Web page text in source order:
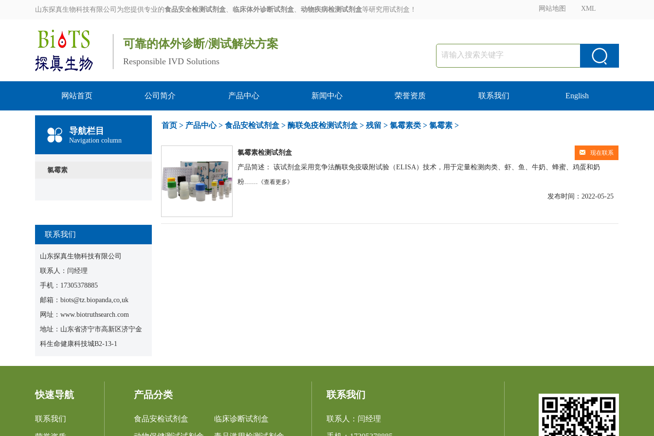
山东探真生物科技有限公司为您提供专业的食品安全检测试剂盒、 临床体外诊断试剂盒、 动物疾病检测试剂盒等研究用试剂盒！ XML
网站地图
可靠的体外诊断/测试解决方案
Responsible IVD Solutions
网站首页 公司简介 产品中心 新闻中心 荣誉资质 联系我们 English
导航栏目
Navigation column
氯霉素
联系我们
山东探真生物科技有限公司
联系人：闫经理
手机：17305378885
邮箱：biots@tz.biopanda,co,uk
网址：www.biotruthsearch.com
地址：山东省济宁市高新区济宁金
科生命健康科技城B2-13-1
首页 > 产品中心> 食品安检试剂盒 > 酶联免疫检测试剂盒 > 残留 > 氯霉素类 > 氯霉素 >
现在联系
氯霉素检测试剂盒
产品简述： 该试剂盒采用竞争法酶联免疫吸附试验（ELISA）技术，用于定量检测肉类、虾、鱼、牛奶、蜂蜜、鸡蛋和奶
粉....... 《查看更多》
发布时间：2022-05-25
快速导航
联系我们
产品分类
食品安检试剂盒 临床诊断试剂盒
联系我们
联系人：闫经理